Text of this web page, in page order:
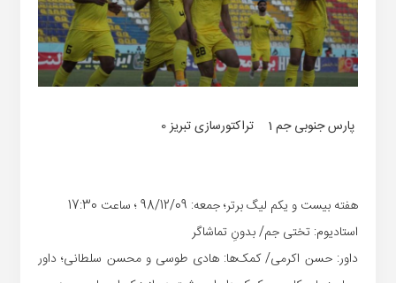
پارس جنوبی جم 1 تراکتورسازی تبریز 0
هفته بیست و یکم لیگ برتر؛ جمعه: 98/12/09 ؛ ساعت 17:30
استادیوم: تختی جم/ بدونِ تماشاگر
داور: حسن اکرمی/ کمک‌ها: هادی طوسی و محسن سلطانی؛ داور